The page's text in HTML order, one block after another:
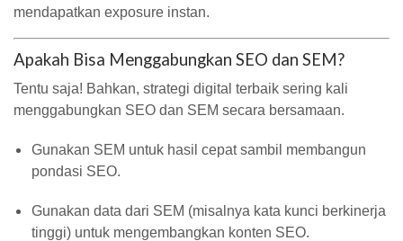
mendapatkan exposure instan.
Apakah Bisa Menggabungkan SEO dan SEM?
Tentu saja! Bahkan, strategi digital terbaik sering kali
menggabungkan SEO dan SEM secara bersamaan.
Gunakan SEM untuk hasil cepat sambil membangun
pondasi SEO.
Gunakan data dari SEM (misalnya kata kunci berkinerja
tinggi) untuk mengembangkan konten SEO.